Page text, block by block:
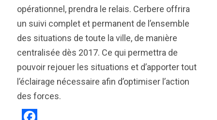
opérationnel, prendra le relais. Cerbere offrira
un suivi complet et permanent de l’ensemble
des situations de toute la ville, de manière
centralisée dès 2017. Ce qui permettra de
pouvoir rejouer les situations et d’apporter tout
l’éclairage nécessaire afin d’optimiser l’action
des forces.